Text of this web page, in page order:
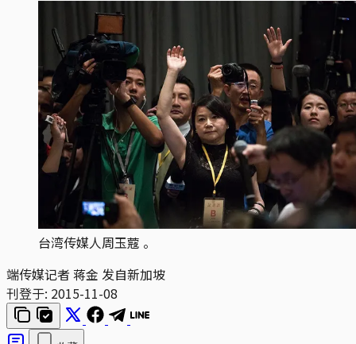
台湾传媒人周玉蔻 。
端传媒记者 蒋金 发自新加坡
刊登于: 2015-11-08